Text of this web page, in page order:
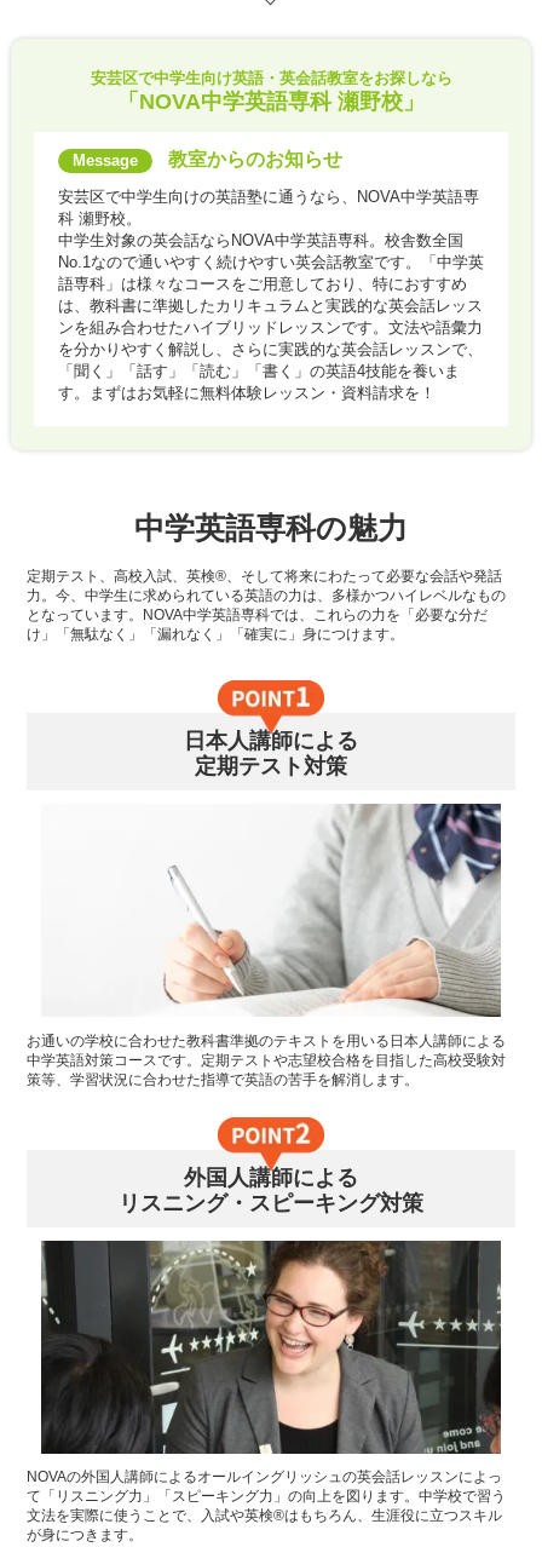
安芸区で中学生向け英語・英会話教室をお探しなら
「NOVA中学英語専科 瀬野校」
教室からのお知らせ
安芸区で中学生向けの英語塾に通うなら、NOVA中学英語専
科 瀬野校。
中学生対象の英会話ならNOVA中学英語専科。校舎数全国
No.1なので通いやすく続けやすい英会話教室です。「中学英
語専科」は様々なコースをご用意しており、特におすすめ
は、教科書に準拠したカリキュラムと実践的な英会話レッス
ンを組み合わせたハイブリッドレッスンです。文法や語彙力
を分かりやすく解説し、さらに実践的な英会話レッスンで、
「聞く」「話す」「読む」「書く」の英語4技能を養いま
す。まずはお気軽に無料体験レッスン・資料請求を！
中学英語専科の魅力
定期テスト、高校入試、英検®、そして将来にわたって必要な会話や発話
力。今、中学生に求められている英語の力は、多様かつハイレベルなもの
となっています。NOVA中学英語専科では、これらの力を「必要な分だ
け」「無駄なく」「漏れなく」「確実に」身につけます。
日本人講師による
定期テスト対策
お通いの学校に合わせた教科書準拠のテキストを用いる日本人講師による
中学英語対策コースです。定期テストや志望校合格を目指した高校受験対
策等、学習状況に合わせた指導で英語の苦手を解消します。
外国人講師による
リスニング・スピーキング対策
NOVAの外国人講師によるオールイングリッシュの英会話レッスンによっ
て「リスニング力」「スピーキング力」の向上を図ります。中学校で習う
文法を実際に使うことで、入試や英検®はもちろん、生涯役に立つスキル
が身につきます。